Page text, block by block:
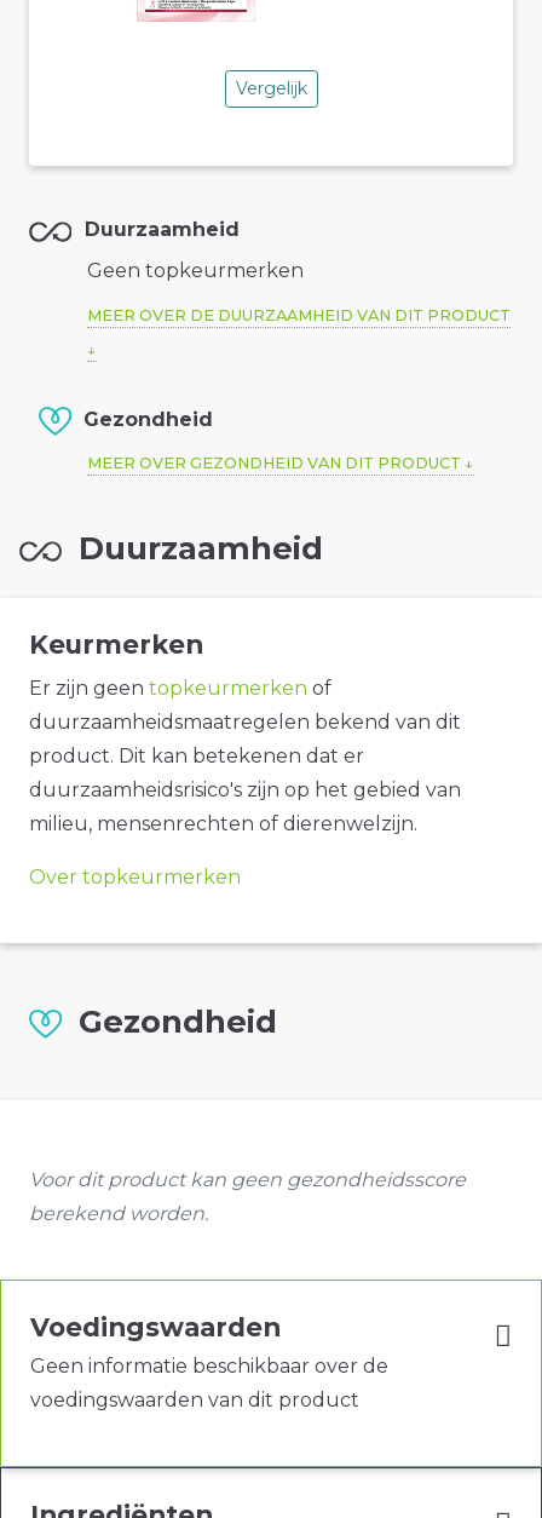
Vergelijk
Duurzaamheid
Geen topkeurmerken
MEER OVER DE DUURZAAMHEID VAN DIT PRODUCT
Gezondheid
MEER OVER GEZONDHEID VAN DIT PRODUCT
Duurzaamheid
Keurmerken
Er zijn geen topkeurmerken of
duurzaamheidsmaatregelen bekend van dit
product. Dit kan betekenen dat er
duurzaamheidsrisico's zijn op het gebied van
milieu, mensenrechten of dierenwelzijn.
Over topkeurmerken
Gezondheid
Voor dit product kan geen gezondheidsscore
berekend worden.
Voedingswaarden
Geen informatie beschikbaar over de
voedingswaarden van dit product